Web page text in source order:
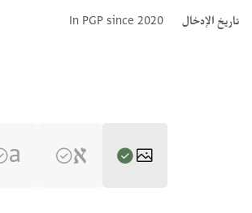
تاريخ الإدخال In PGP since 2020